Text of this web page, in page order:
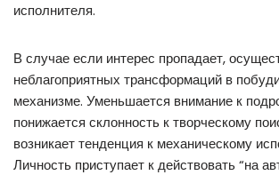
исполнителя.
В случае если интерес пропадает,
неблагоприятных трансформаций в
механизме. Уменьшается внимание к
понижается склонность к творческому
возникает тенденция к механическому
Личность приступает к действовать “на